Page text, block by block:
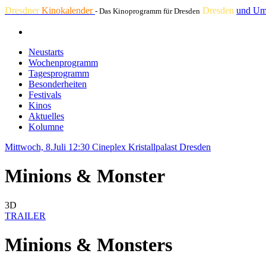
DresdnerKinokalender - Das Kinoprogramm für Dresden Dresden und
Neustarts
Wochenprogramm
Tagesprogramm
Besonderheiten
Festivals
Kinos
Aktuelles
Kolumne
Mittwoch, 8.Juli 12:30 Cineplex Kristallpalast Dresden
Minions & Monster
3D
TRAILER
Minions & Monsters